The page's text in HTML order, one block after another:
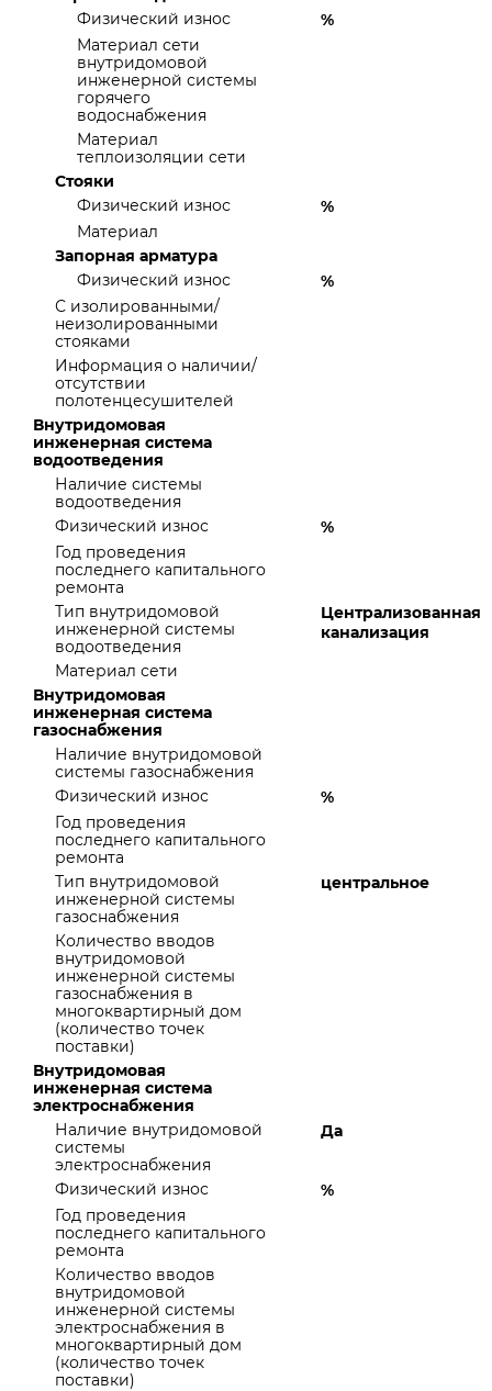
Физический износ
%
Материал сети
внутридомовой
инженерной системы
горячего
водоснабжения
Материал
теплоизоляции сети
Стояки
Физический износ
%
Материал
Запорная арматура
Физический износ
%
С изолированными/
неизолированными
стояками
Информация о наличии/
отсутствии
полотенцесушителей
Внутридомовая
инженерная система
водоотведения
Наличие системы
водоотведения
Физический износ
%
Год проведения
последнего капитального
ремонта
Тип внутридомовой
инженерной системы
водоотведения
Централизованная
канализация
Материал сети
Внутридомовая
инженерная система
газоснабжения
Наличие внутридомовой
системы газоснабжения
Физический износ
%
Год проведения
последнего капитального
ремонта
Тип внутридомовой
инженерной системы
газоснабжения
центральное
Количество вводов
внутридомовой
инженерной системы
газоснабжения в
многоквартирный дом
(количество точек
поставки)
Внутридомовая
инженерная система
электроснабжения
Наличие внутридомовой
системы
электроснабжения
Да
Физический износ
%
Год проведения
последнего капитального
ремонта
Количество вводов
внутридомовой
инженерной системы
электроснабжения в
многоквартирный дом
(количество точек
поставки)